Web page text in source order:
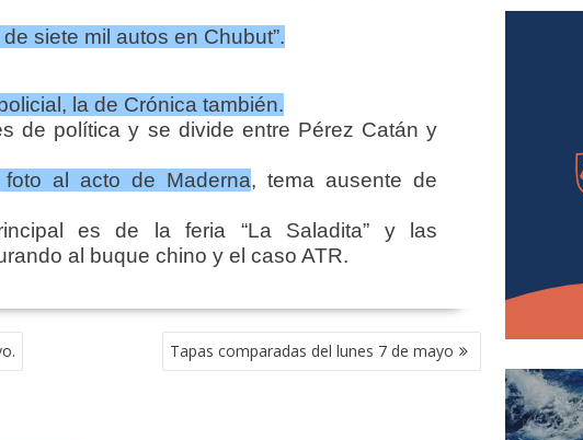
siete mil autos en Chubut”.
la de Crónica también.
de política y se divide entre Pérez Catán y
al acto de Maderna, tema ausente de
es de la feria “La Saladita” y las
al buque chino y el caso ATR.
Tapas comparadas del lunes 7 de mayo